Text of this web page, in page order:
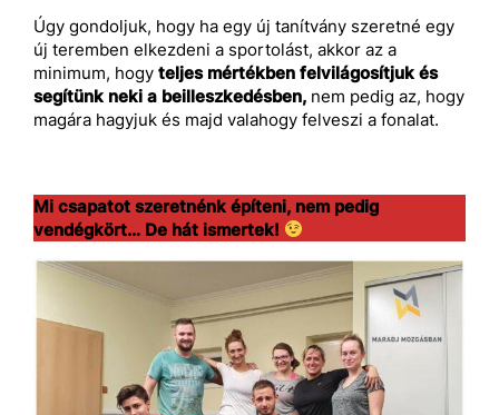
Úgy gondoljuk, hogy ha egy új tanítvány szeretné egy
új teremben elkezdeni a sportolást, akkor az a
minimum, hogy teljes mértékben felvilágosítjuk és
segítünk neki a beilleszkedésben, nem pedig az, hogy
magára hagyjuk és majd valahogy felveszi a fonalat.
Mi csapatot szeretnénk építeni, nem pedig
vendégkört… De hát ismertek!